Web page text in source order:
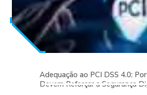
Adequação ao PCI DSS 4.0:
Devem Reforçar a Segurança